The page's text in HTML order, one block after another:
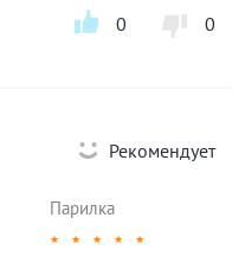
0 0
Рекомендует
Парилка
★ ★ ★ ★ ★